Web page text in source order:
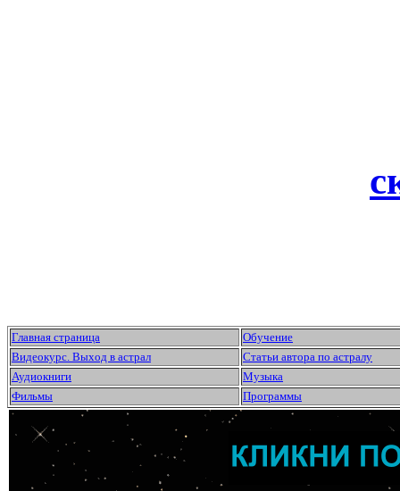
Главная страница
Обучение
Видеокурс. Выход в астрал
Статьи автора по астралу
Аудиокниги
Музыка
Фильмы
Программы